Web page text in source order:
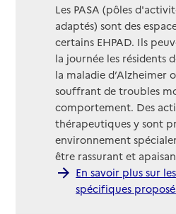
Les PASA (pôles
adaptés) sont des
certains EHPAD. Ils
la journée les résidents
la maladie d’Alzheimer
souffrant de troubles
comportement. Des
thérapeutiques y sont
environnement
être rassurant et
En savoir plus sur
spécifiques